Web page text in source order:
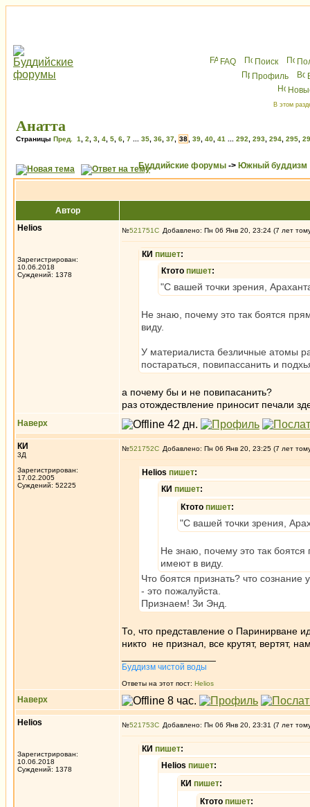
FAQ Поиск
Профиль
В этом
Анатта
Страницы Пред. 1 2 3 4 5 6 7 35 36 37 38 39 40 41 292 293 294 295
Буддийские форумы -> Южный буддизм
Автор
Helios
Зарегистрирован:
10.06.2018
Суждений: 1378
№521751 Добавлено: Пн 06 Янв 20, 23:24 (7 лет
КИ пишет:
Ктото пишет:
"С вашей точки зрения,
Не знаю, почему это так боятся
виду.
У материалиста безличные атомы
постараться, повипассанить и
а почему бы и не повипасанить?
раз отождествление приносит печали
Наверх
КИ
3Д
Зарегистрирован:
17.02.2005
Суждений: 52225
№521752 Добавлено: Пн 06 Янв 20, 23:25 (7 лет
Helios пишет:
КИ пишет:
Ктото пишет:
"С вашей точки зрения,
Не знаю, почему это так
имеют в виду.
Что боятся признать? что
- это пожалуйста.
Признаем! Зи Энд.
То, что представление о Паринирване
никто не признал, все крутят, вертят,
Буддизм чистой воды
Ответы на этот пост: Helios
Наверх
Helios
Зарегистрирован:
10.06.2018
Суждений: 1378
№521753 Добавлено: Пн 06 Янв 20, 23:31 (7 лет
КИ пишет:
Helios пишет:
КИ пишет:
Ктото пишет: